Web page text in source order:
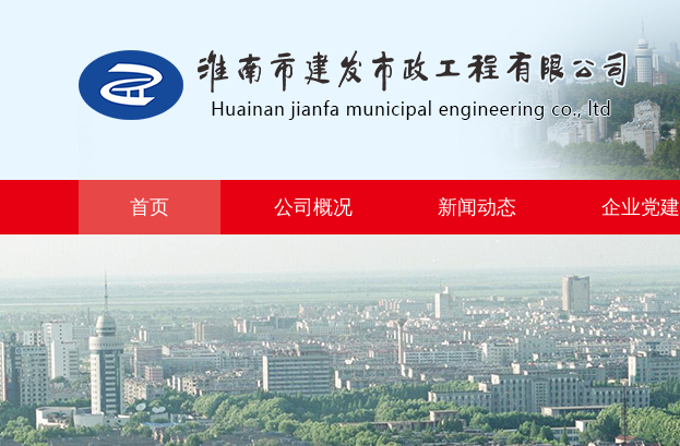
首页 公司概况 新闻动态 企业党建